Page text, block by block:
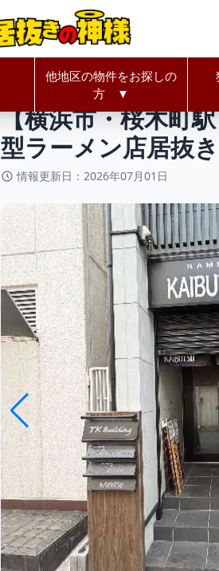
他地区の物件をお探しの
方 ▼
居抜きの神様Home 神奈川県
【横浜市・桜木町
型ラーメン店居抜
情報更新日：2026年07月01日